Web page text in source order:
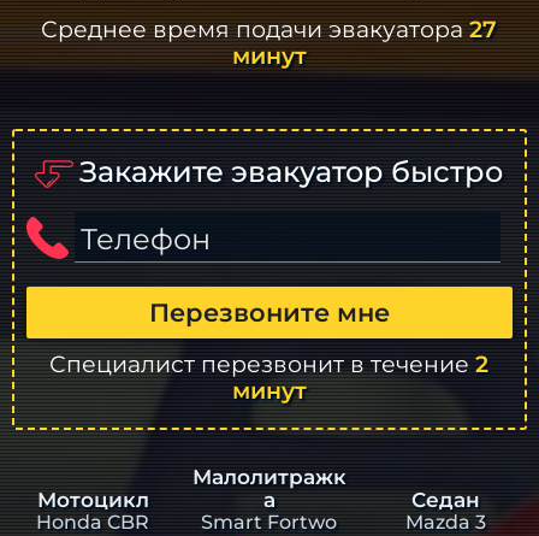
Среднее время подачи эвакуатора27
минут
Закажите эвакуатор быстро
Телефон
Перезвоните мне
Специалист перезвонит в течение2
минут
Мотоцикл
Honda CBR
Малолитражк
а
Smart Fortwo
Седан
Mazda 3